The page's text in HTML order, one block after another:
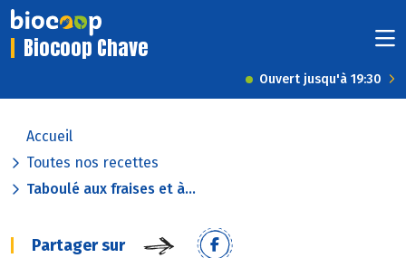
Biocoop Chave
Ouvert jusqu'à 19:30
Accueil
Toutes nos recettes
Taboulé aux fraises et à...
Partager sur